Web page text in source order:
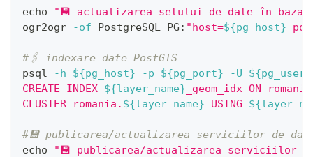
echo
"💾 actualizarea setului de date în baza
ogr2ogr
-of PostgreSQL PG: "host=${pg_host}
#🖇 indexare date PostGIS
psql
-h ${pg_host} -p ${pg_port} -U
${pg_user}
CREATE INDEX ${layer_name} _geom_idx ON
CLUSTER romania. ${layer_name} USING
#💾 publicarea/actualizarea serviciilor de
echo
"💾 publicarea/actualizarea serviciilor